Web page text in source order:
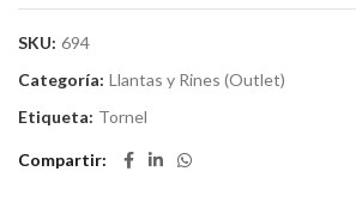
SKU: 694
Categoría: Llantas y Rines (Outlet)
Etiqueta: Tornel
Compartir